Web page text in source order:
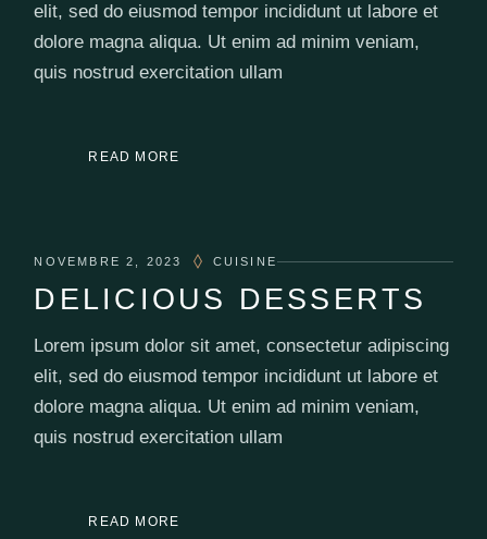
elit, sed do eiusmod tempor incididunt ut labore et
dolore magna aliqua. Ut enim ad minim veniam,
quis nostrud exercitation ullam
READ MORE
NOVEMBRE 2, 2023 CUISINE
DELICIOUS DESSERTS
Lorem ipsum dolor sit amet, consectetur adipiscing
elit, sed do eiusmod tempor incididunt ut labore et
dolore magna aliqua. Ut enim ad minim veniam,
quis nostrud exercitation ullam
READ MORE